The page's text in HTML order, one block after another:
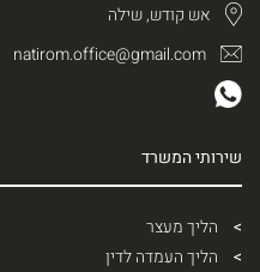
שירותי המשרד
הליך מעצר
הליך העמדה לדין
אש קודש, שילה
natirom.office@gmail.com